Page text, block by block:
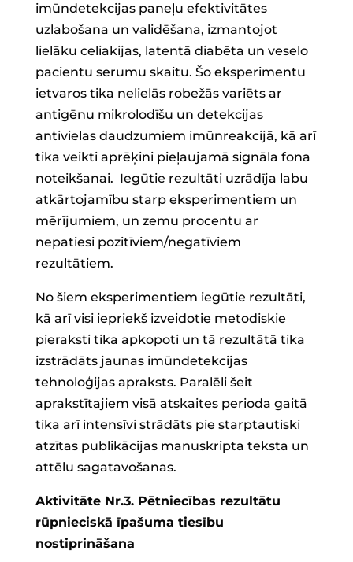
imūndetekcijas paneļu efektivitātes
uzlabošana un validēšana, izmantojot
lielāku celiakijas, latentā diabēta un veselo
pacientu serumu skaitu. Šo eksperimentu
ietvaros tika nelielās robežās variēts ar
antigēnu mikrolodīšu un detekcijas
antivielas daudzumiem imūnreakcijā, kā arī
tika veikti aprēķini pieļaujamā signāla fona
noteikšanai. Iegūtie rezultāti uzrādīja labu
atkārtojamību starp eksperimentiem un
mērījumiem, un zemu procentu ar
nepatiesi pozitīviem/negatīviem
rezultātiem.
No šiem eksperimentiem iegūtie rezultāti,
kā arī visi iepriekš izveidotie metodiskie
pieraksti tika apkopoti un tā rezultātā tika
izstrādāts jaunas imūndetekcijas
tehnoloģijas apraksts. Paralēli šeit
aprakstītajiem visā atskaites perioda gaitā
tika arī intensīvi strādāts pie starptautiski
atzītas publikācijas manuskripta teksta un
attēlu sagatavošanas.
Aktivitāte Nr.3. Pētniecības rezultātu
rūpnieciskā īpašuma tiesību
nostiprināšana